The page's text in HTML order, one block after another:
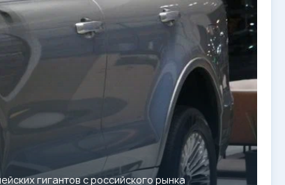
гигантов с российского рынка